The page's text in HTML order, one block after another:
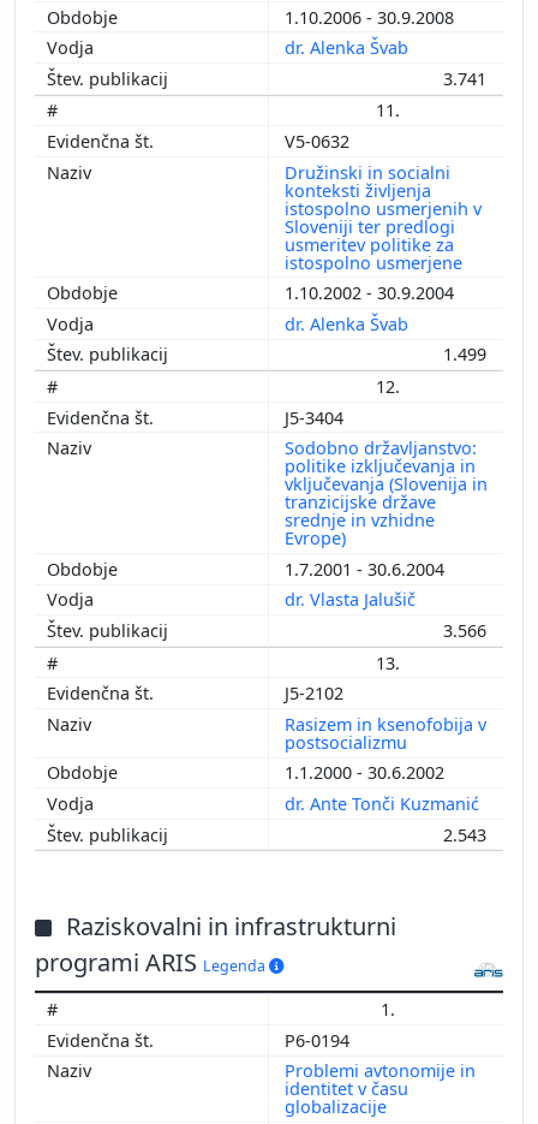
1.10.2006 - 30.9.2008
dr. Alenka Švab
3.741
11.
V5-0632
Družinski in socialni
konteksti življenja
istospolno usmerjenih v
Sloveniji ter predlogi
usmeritev politike za
istospolno usmerjene
1.10.2002 - 30.9.2004
dr. Alenka Švab
1.499
12.
J5-3404
Sodobno državljanstvo:
politike izključevanja in
vključevanja (Slovenija in
tranzicijske države
srednje in vzhidne
Evrope)
1.7.2001 - 30.6.2004
dr. Vlasta Jalušič
3.566
13.
J5-2102
Rasizem in ksenofobija v
postsocializmu
1.1.2000 - 30.6.2002
dr. Ante Tonči Kuzmanić
2.543
Raziskovalni in infrastrukturni
programi ARIS Legenda
1.
P6-0194
Problemi avtonomije in
identitet v času
globalizacije